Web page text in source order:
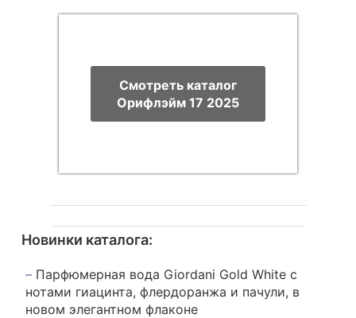
Смотреть каталог
Орифлэйм 17 2025
Новинки каталога:
Парфюмерная вода Giordani Gold White с
нотами гиацинта, флердоранжа и пачули, в
новом элегантном флаконе